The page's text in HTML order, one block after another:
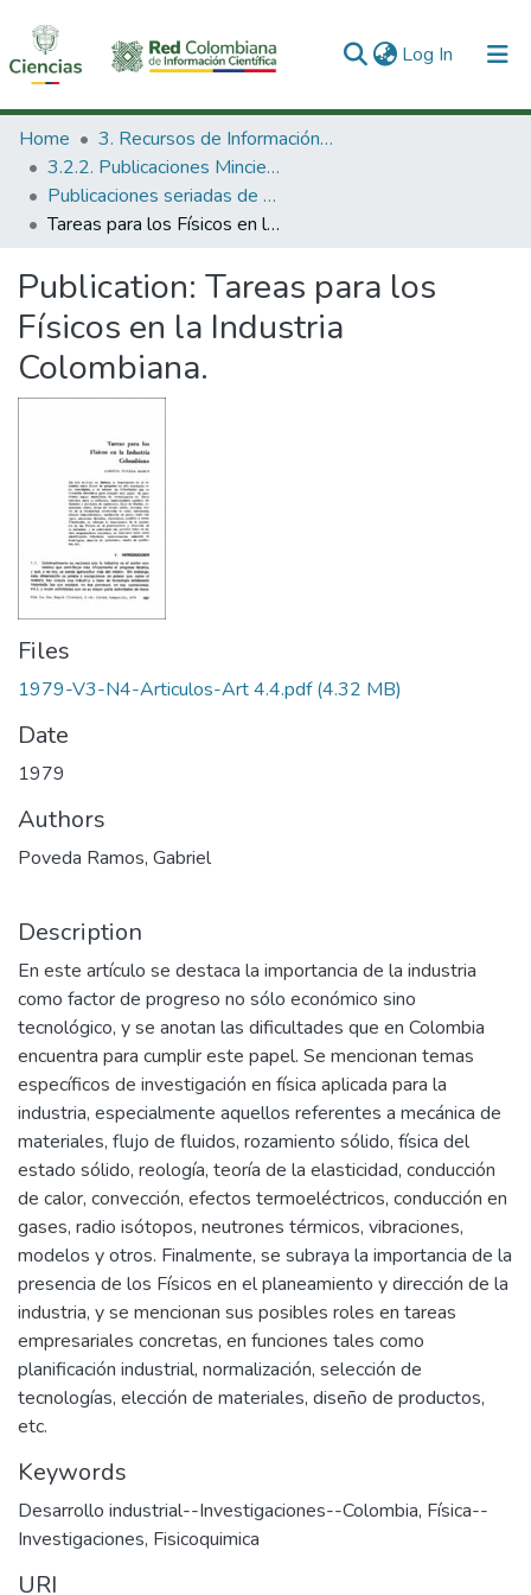
Log In (current)
Communities & Collections
All of DSpace
Statistics
Home
3. Recursos de Información Científica y Tecnológica
3.2.2. Publicaciones Minciencias
Publicaciones seriadas de Minciencias
Tareas para los Físicos en la Industria Colombiana.
Publication: Tareas para los
Físicos en la Industria
Colombiana.
Files
1979-V3-N4-Articulos-Art 4.4.pdf(4.32 MB)
Date
1979
Authors
Poveda Ramos, Gabriel
Description
En este artículo se destaca la importancia de la industria
como factor de progreso no sólo económico sino
tecnológico, y se anotan las dificultades que en Colombia
encuentra para cumplir este papel. Se mencionan temas
específicos de investigación en física aplicada para la
industria, especialmente aquellos referentes a mecánica de
materiales, flujo de fluidos, rozamiento sólido, física del
estado sólido, reología, teoría de la elasticidad, conducción
de calor, convección, efectos termoeléctricos, conducción en
gases, radio isótopos, neutrones térmicos, vibraciones,
modelos y otros. Finalmente, se subraya la importancia de la
presencia de los Físicos en el planeamiento y dirección de la
industria, y se mencionan sus posibles roles en tareas
empresariales concretas, en funciones tales como
planificación industrial, normalización, selección de
tecnologías, elección de materiales, diseño de productos,
etc.
Keywords
Desarrollo industrial--Investigaciones--Colombia, Física--
Investigaciones, Fisicoquimica
URI